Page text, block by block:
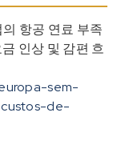
항공 연료 부족
인상 및 감편 흐
sem-
de-